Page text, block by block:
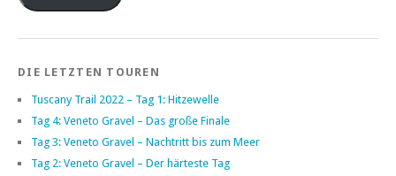
DIE LETZTEN TOUREN
Tuscany Trail 2022 – Tag 1: Hitzewelle
Tag 4: Veneto Gravel – Das große Finale
Tag 3: Veneto Gravel – Nachtritt bis zum Meer
Tag 2: Veneto Gravel – Der härteste Tag